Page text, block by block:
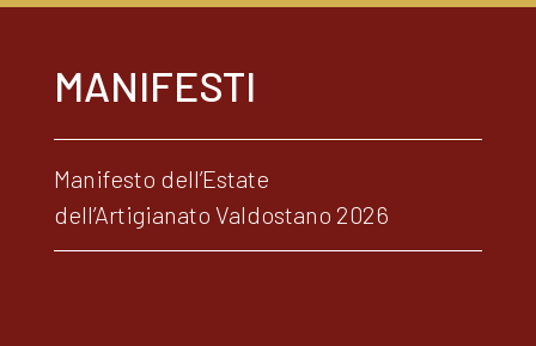
MANIFESTI
Manifesto dell’Estate
dell’Artigianato Valdostano 2026